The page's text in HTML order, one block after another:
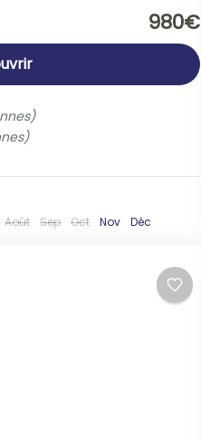
980€
Août Sep Oct Nov Déc